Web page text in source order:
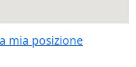
mia posizione